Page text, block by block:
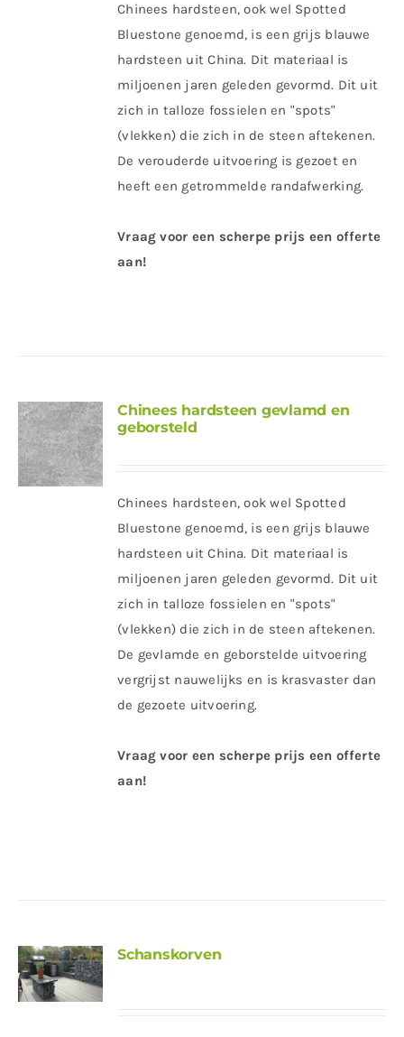
Chinees hardsteen, ook wel Spotted
Bluestone genoemd, is een grijs blauwe
hardsteen uit China. Dit materiaal is
miljoenen jaren geleden gevormd. Dit uit
zich in talloze fossielen en "spots"
(vlekken) die zich in de steen aftekenen.
De verouderde uitvoering is gezoet en
heeft een getrommelde randafwerking.
Vraag voor een scherpe prijs een offerte
aan!
Chinees hardsteen gevlamd en
geborsteld
Chinees hardsteen, ook wel Spotted
Bluestone genoemd, is een grijs blauwe
hardsteen uit China. Dit materiaal is
miljoenen jaren geleden gevormd. Dit uit
zich in talloze fossielen en "spots"
(vlekken) die zich in de steen aftekenen.
De gevlamde en geborstelde uitvoering
vergrijst nauwelijks en is krasvaster dan
de gezoete uitvoering.
Vraag voor een scherpe prijs een offerte
aan!
Schanskorven